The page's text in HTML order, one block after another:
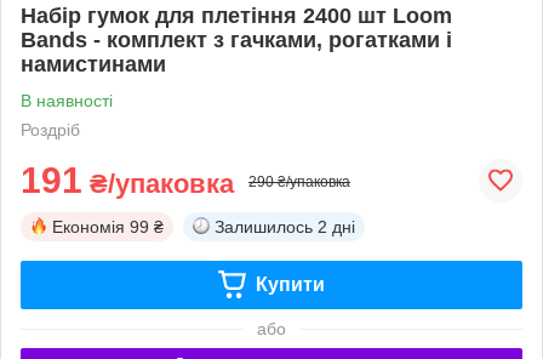
Набір гумок для плетіння 2400 шт Loom
Bands - комплект з гачками, рогатками і
намистинами
В наявності
Роздріб
191 ₴/упаковка 290 ₴/упаковка
Економія 99 ₴ Залишилось 2 дні
Купити
або